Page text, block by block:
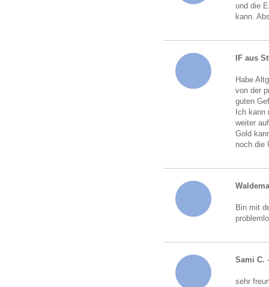
und die
kann.
IF aus
Habe
von der
guten
Ich kann
weiter
Gold
noch die
Bin mit
Sami C.
sehr